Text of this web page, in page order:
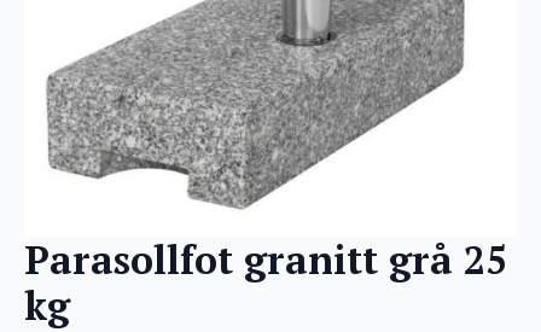
Parasollfot granitt grå 25
kg